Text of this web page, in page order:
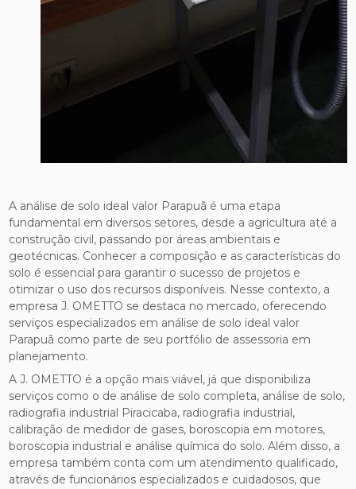
A análise de solo ideal valor Parapuã é uma etapa
fundamental em diversos setores, desde a agricultura até a
construção civil, passando por áreas ambientais e
geotécnicas. Conhecer a composição e as características do
solo é essencial para garantir o sucesso de projetos e
otimizar o uso dos recursos disponíveis. Nesse contexto, a
empresa J. OMETTO se destaca no mercado, oferecendo
serviços especializados em análise de solo ideal valor
Parapuã como parte de seu portfólio de assessoria em
planejamento.
A J. OMETTO é a opção mais viável, já que disponibiliza
serviços como o de análise de solo completa, análise de solo,
radiografia industrial Piracicaba, radiografia industrial,
calibração de medidor de gases, boroscopia em motores,
boroscopia industrial e análise química do solo. Além disso, a
empresa também conta com um atendimento qualificado,
através de funcionários especializados e cuidadosos, que